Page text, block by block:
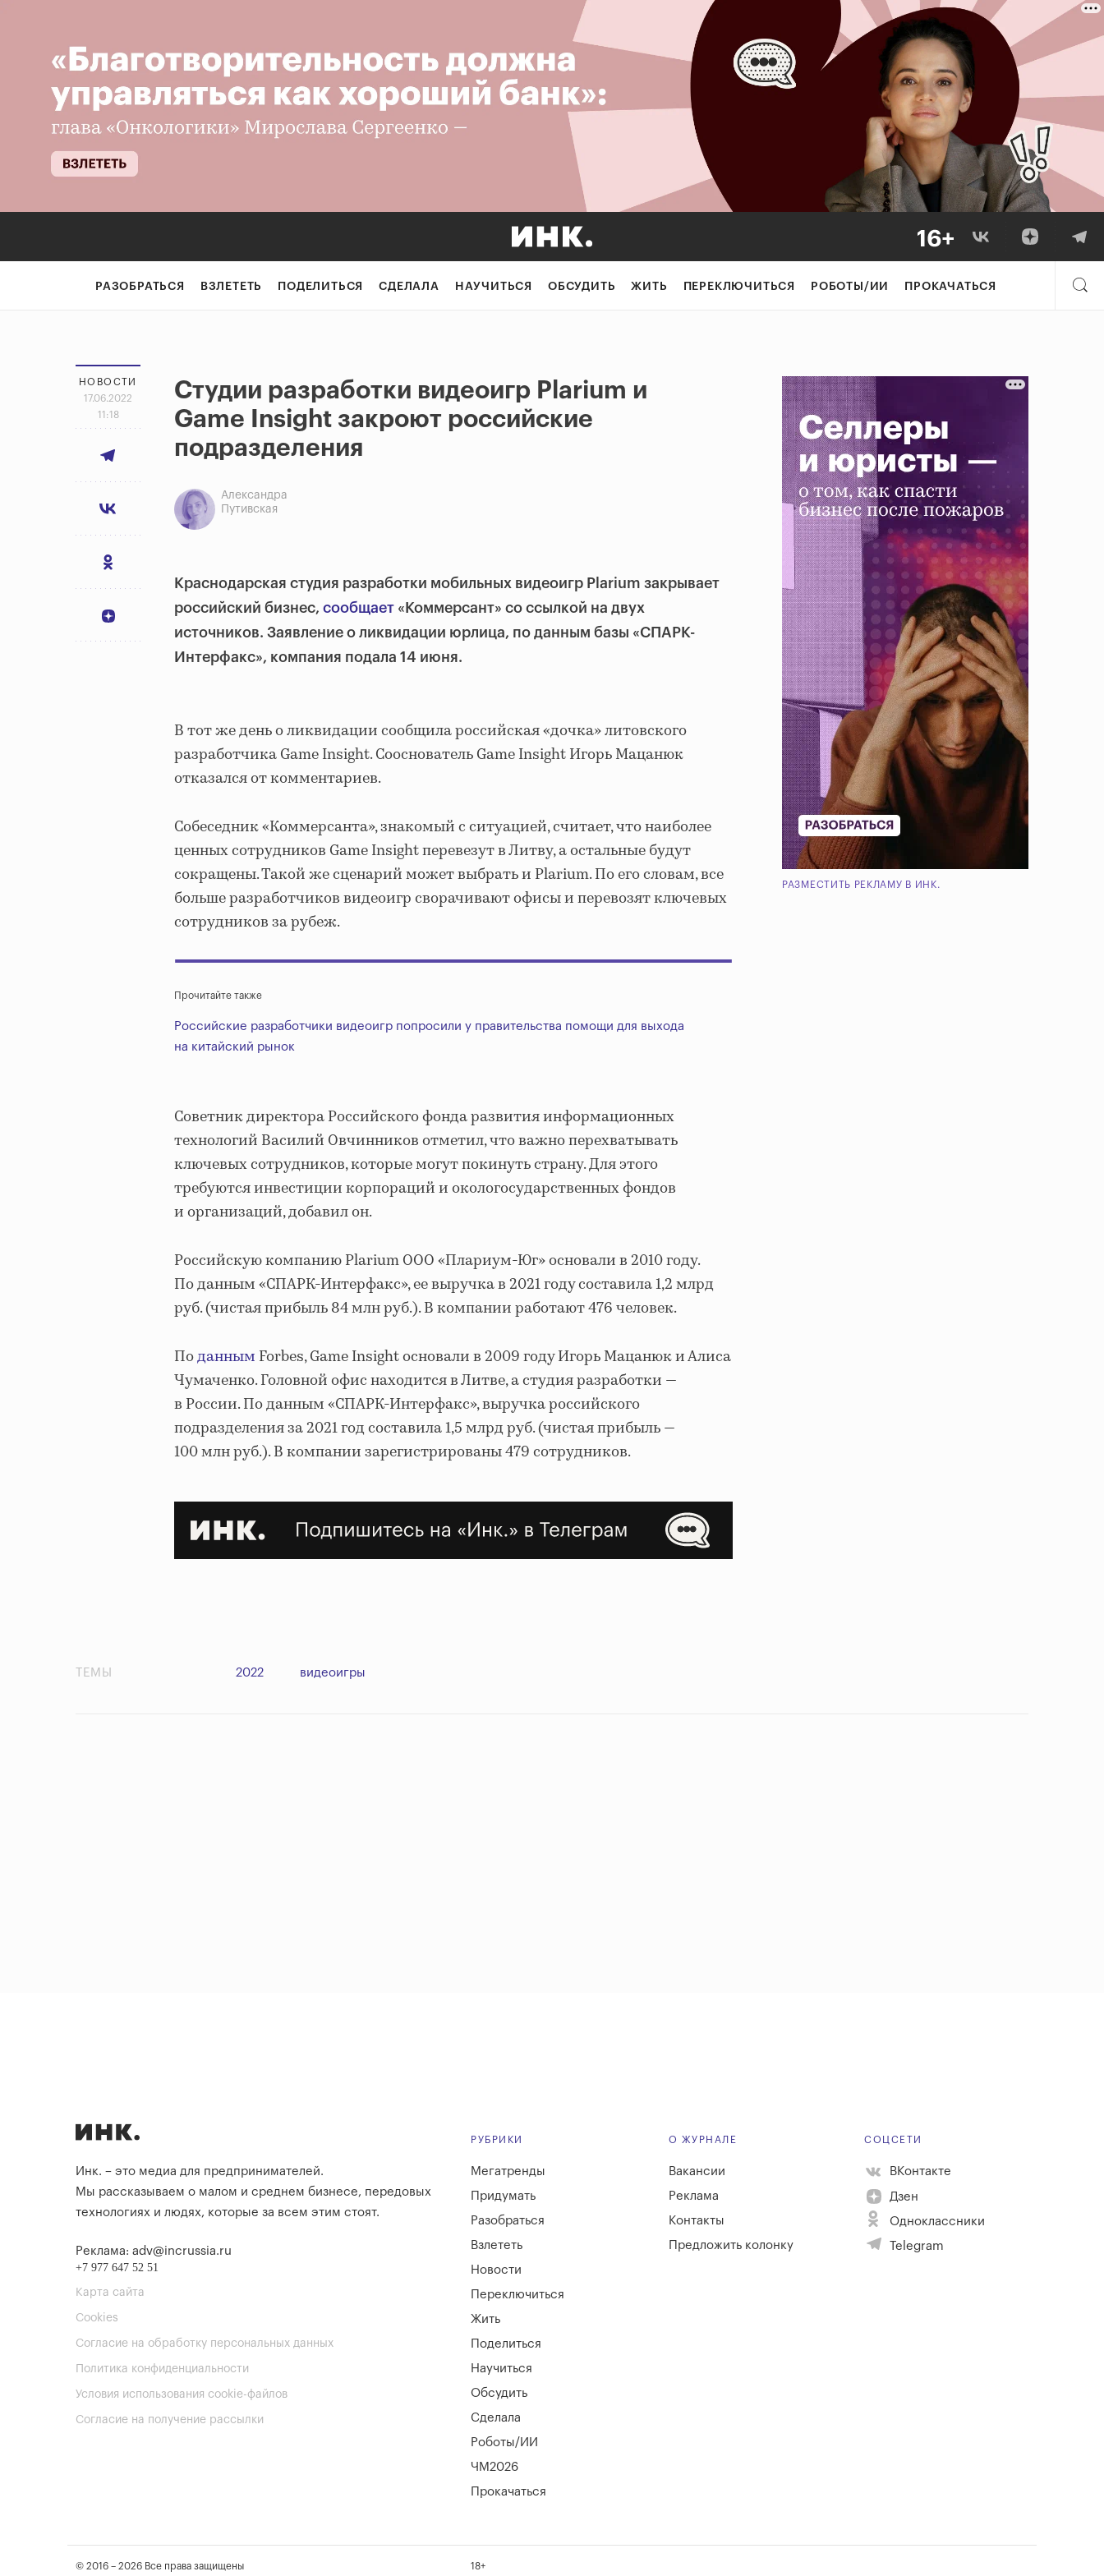
РАЗОБРАТЬСЯ ВЗЛЕТЕТЬ ПОДЕЛИТЬСЯ СДЕЛАЛА НАУЧИТЬСЯ ОБСУДИТЬ ЖИТЬ ПЕРЕКЛЮЧИТЬСЯ РОБОТЫ/ИИ ПРОКАЧАТЬСЯ
НОВОСТИ
17.06.2022
11:18
Студии разработки видеоигр Plarium и
Game Insight закроют российские
подразделения
Александра
Путивская
Краснодарская студия разработки мобильных видеоигр Plarium закрывает
российский бизнес, сообщает «Коммерсант» со ссылкой на двух
источников. Заявление о ликвидации юрлица, по данным базы «СПАРК-
Интерфакс», компания подала 14 июня.
В тот же день о ликвидации сообщила российская «дочка» литовского
разработчика Game Insight. Сооснователь Game Insight Игорь Мацанюк
отказался от комментариев.
Собеседник «Коммерсанта», знакомый с ситуацией, считает, что наиболее
ценных сотрудников Game Insight перевезут в Литву, а остальные будут
сокращены. Такой же сценарий может выбрать и Plarium. По его словам, все
больше разработчиков видеоигр сворачивают офисы и перевозят ключевых
сотрудников за рубеж.
Прочитайте также
Российские разработчики видеоигр попросили у правительства помощи для выхода
на китайский рынок
Советник директора Российского фонда развития информационных
технологий Василий Овчинников отметил, что важно перехватывать
ключевых сотрудников, которые могут покинуть страну. Для этого
требуются инвестиции корпораций и окологосударственных фондов
и организаций, добавил он.
Российскую компанию Plarium ООО «Плариум-Юг» основали в 2010 году.
По данным «СПАРК-Интерфакс», ее выручка в 2021 году составила 1,2 млрд
руб. (чистая прибыль 84 млн руб.). В компании работают 476 человек.
Поданным Forbes, Game Insight основали в 2009 году Игорь Мацанюк и Алиса
Чумаченко. Головной офис находится в Литве, а студия разработки —
в России. По данным «СПАРК-Интерфакс», выручка российского
подразделения за 2021 год составила 1,5 млрд руб. (чистая прибыль —
100 млн руб.). В компании зарегистрированы 479 сотрудников.
РАЗМЕСТИТЬ РЕКЛАМУ В ИНК.
ТЕМЫ 2022 видеоигры
Инк. – это медиа для предпринимателей.
Мы рассказываем о малом и среднем бизнесе, передовых
технологиях и людях, которые за всем этим стоят.
Реклама: adv@incrussia.ru
+7 977 647 52 51
Карта сайта
Cookies
Согласие на обработку персональных данных
Политика конфиденциальности
Условия использования cookie-файлов
Согласие на получение рассылки
РУБРИКИ
Мегатренды
Придумать
Разобраться
Взлететь
Новости
Переключиться
Жить
Поделиться
Научиться
Обсудить
Сделала
Роботы/ИИ
ЧМ2026
Прокачаться
О ЖУРНАЛЕ
Вакансии
Реклама
Контакты
Предложить колонку
СОЦСЕТИ
ВКонтакте
Дзен
Одноклассники
Telegram
© 2016 – 2026 Все права защищены 18+